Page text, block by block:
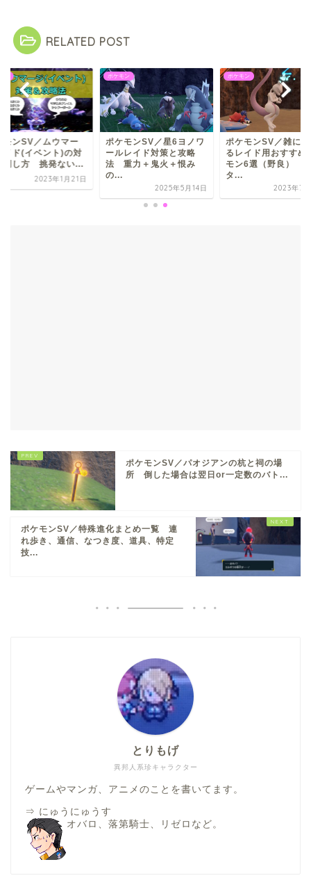
RELATED POST
モンSV／ムウマー
イド(イベント)の対
倒し方 挑発ない...
2023年1月21日
ポケモン
ポケモンSV／星6ヨノワ
ールレイド対策と攻略
法 重力＋鬼火＋恨み
の...
2025年5月14日
ポケモン
ポケモンSV／雑に
るレイド用おすすめ
モン6選（野良）
タ...
2023年7
ポケモンSV／パオジアンの杭と祠の場
所 倒した場合は翌日or一定数のバト...
ポケモンSV／特殊進化まとめ一覧 連
れ歩き、通信、なつき度、道具、特定
技...
異邦人系珍キャラクター
とりもげ
ゲームやマンガ、アニメのことを書いてます。
⇒ にゅうにゅうす
オバロ、落第騎士、リゼロなど。